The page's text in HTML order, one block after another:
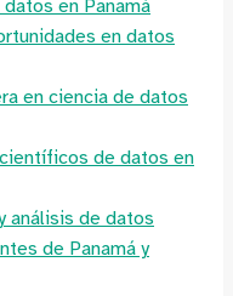
en Panamá
en datos
en ciencia de datos
de datos en
análisis de datos
de Panamá y